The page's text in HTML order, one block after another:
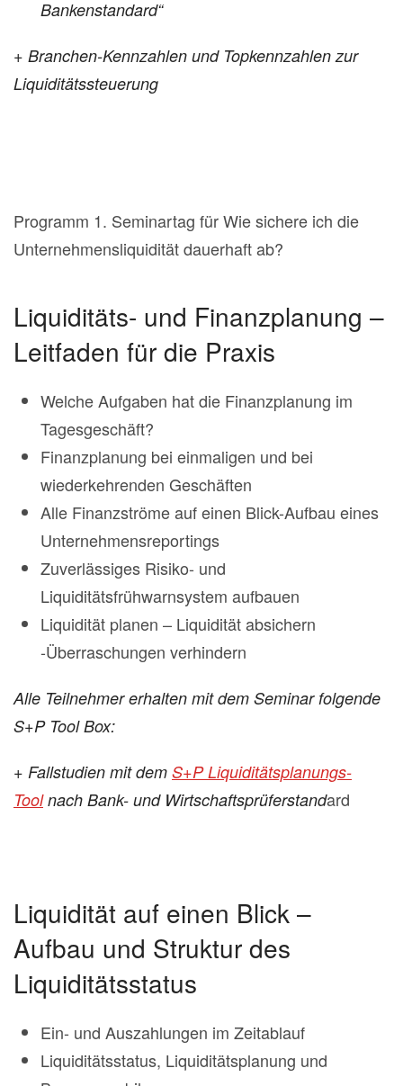
Bankenstandard“
+ Branchen-Kennzahlen und Topkennzahlen zur
Liquiditätssteuerung
Programm 1. Seminartag für Wie sichere ich die
Unternehmensliquidität dauerhaft ab?
Liquiditäts- und Finanzplanung –
Leitfaden für die Praxis
Welche Aufgaben hat die Finanzplanung im
Tagesgeschäft?
Finanzplanung bei einmaligen und bei
wiederkehrenden Geschäften
Alle Finanzströme auf einen Blick-Aufbau eines
Unternehmensreportings
Zuverlässiges Risiko- und
Liquiditätsfrühwarnsystem aufbauen
Liquidität planen – Liquidität absichern
-Überraschungen verhindern
Alle Teilnehmer erhalten mit dem Seminar folgende
S+P Tool Box:
+ Fallstudien mit dem S+P Liquiditätsplanungs-
Toolnach Bank- und Wirtschaftsprüferstandard
Liquidität auf einen Blick –
Aufbau und Struktur des
Liquiditätsstatus
Ein- und Auszahlungen im Zeitablauf
Liquiditätsstatus, Liquiditätsplanung und